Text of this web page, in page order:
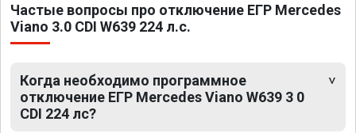
Частые вопросы про отключение ЕГР Mercedes
Viano 3.0 CDI W639 224 л.с.
Когда необходимо программное
отключение ЕГР Mercedes Viano W639 3 0
CDI 224 лс?